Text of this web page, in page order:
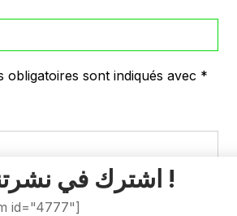
obligatoires sont indiqués avec *
اشترك في نشرتنا الإخبارية !
id="4777"]